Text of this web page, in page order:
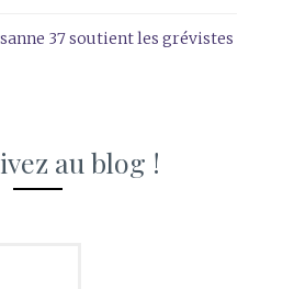
37 soutient les grévistes
au blog !